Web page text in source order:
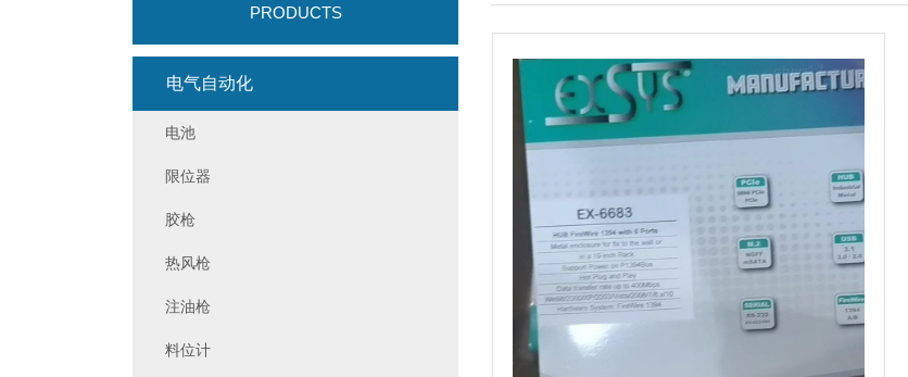
PRODUCTS
电气自动化
电池
限位器
胶枪
热风枪
注油枪
料位计